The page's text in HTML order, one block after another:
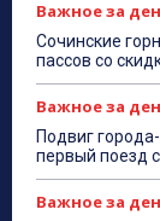
Важное за
Сочинские
пассов со
Важное за
Подвиг
первый поезд
Важное за